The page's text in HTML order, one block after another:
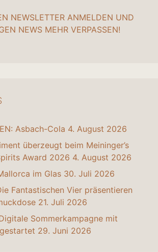
NEWSLETTER ANMELDEN UND
NEWS MEHR VERPASSEN!
Asbach-Cola 4. August 2026
überzeugt beim Meininger’s
Award 2026 4. August 2026
im Glas 30. Juli 2026
Fantastischen Vier präsentieren
21. Juli 2026
Digitale Sommerkampagne mit
29. Juni 2026